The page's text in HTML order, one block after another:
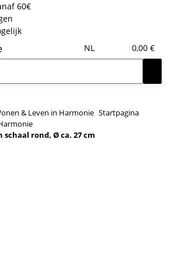
60€
NL
0,00 €
& Leven in Harmonie Startpagina
rond, Ø ca. 27 cm